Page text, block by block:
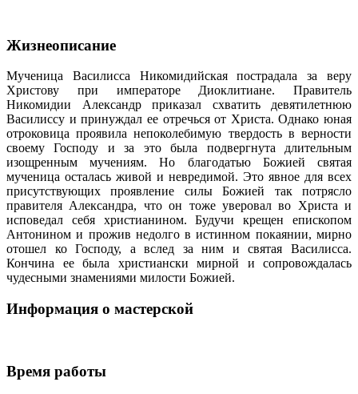
Жизнеописание
Мученица Василисса Никомидийская пострадала за веру
Христову при императоре Диоклитиане. Правитель
Никомидии Александр приказал схватить девятилетнюю
Василиссу и принуждал ее отречься от Христа. Однако юная
отроковица проявила непоколебимую твердость в верности
своему Господу и за это была подвергнута длительным
изощренным мучениям. Но благодатью Божией святая
мученица осталась живой и невредимой. Это явное для всех
присутствующих проявление силы Божией так потрясло
правителя Александра, что он тоже уверовал во Христа и
исповедал себя христианином. Будучи крещен епископом
Антонином и прожив недолго в истинном покаянии, мирно
отошел ко Господу, а вслед за ним и святая Василисса.
Кончина ее была христиански мирной и сопровождалась
чудесными знамениями милости Божией.
Информация о мастерской
Время работы